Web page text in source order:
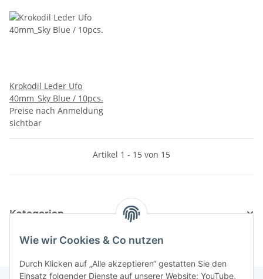
Krokodil Leder Ufo
40mm_Sky Blue / 10pcs.
Preise nach Anmeldung
sichtbar
Artikel 1 - 15 von 15
Kategorien
Wie wir Cookies & Co nutzen
Durch Klicken auf „Alle akzeptieren“ gestatten Sie den
Einsatz folgender Dienste auf unserer Website: YouTube,